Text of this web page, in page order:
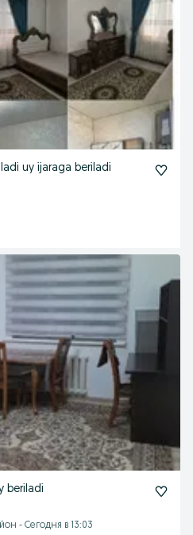
uy ijaraga beriladi
beriladi
- Сегодня в 13:03